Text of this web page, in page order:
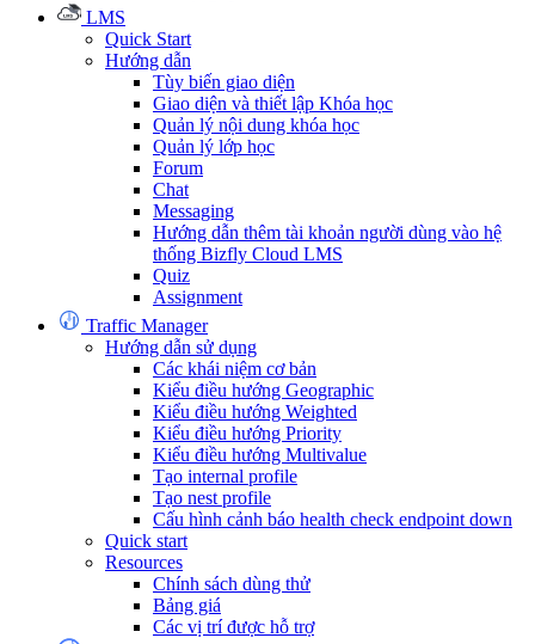
LMS
Quick Start
Hướng dẫn
Tùy biến giao diện
Giao diện và thiết lập Khóa học
Quản lý nội dung khóa học
Quản lý lớp học
Forum
Chat
Messaging
Hướng dẫn thêm tài khoản người dùng vào hệ
thống Bizfly Cloud LMS
Quiz
Assignment
Traffic Manager
Hướng dẫn sử dụng
Các khái niệm cơ bản
Kiểu điều hướng Geographic
Kiểu điều hướng Weighted
Kiểu điều hướng Priority
Kiểu điều hướng Multivalue
Tạo internal profile
Tạo nest profile
Cấu hình cảnh báo health check endpoint down
Quick start
Resources
Chính sách dùng thử
Bảng giá
Các vị trí được hỗ trợ